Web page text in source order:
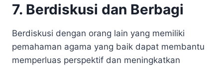
7. Berdiskusi dan Berbagi
Berdiskusi dengan orang lain yang memiliki
pemahaman agama yang baik dapat membantu
memperluas perspektif dan meningkatkan